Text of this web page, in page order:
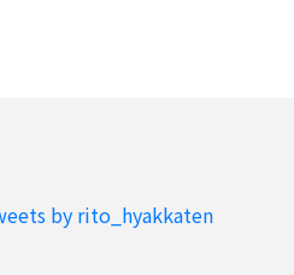
by rito_hyakkaten